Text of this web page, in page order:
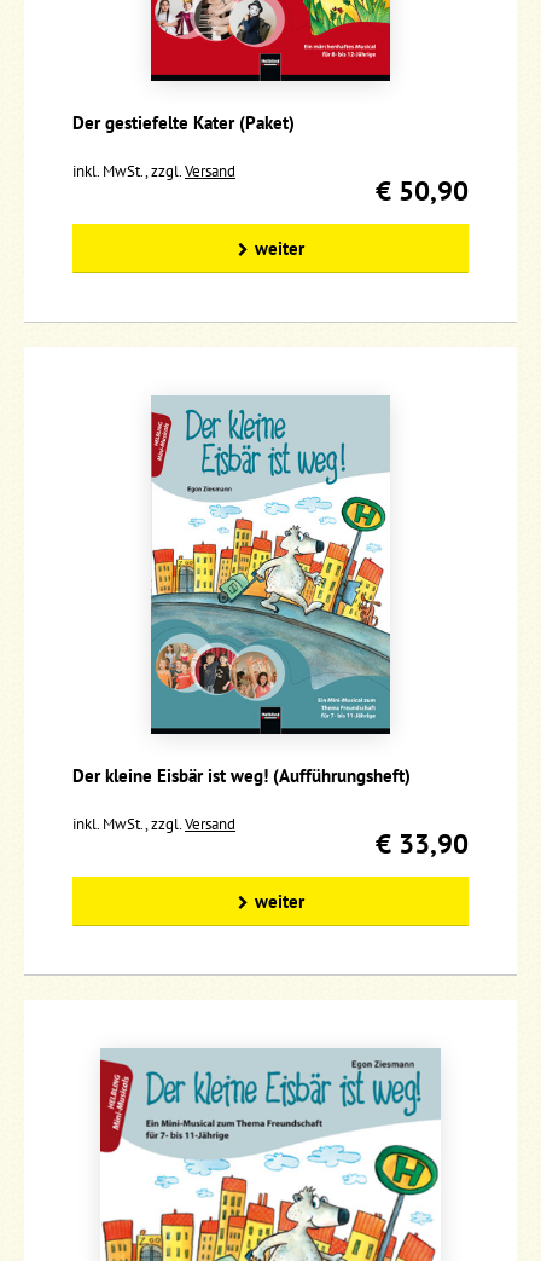
Der gestiefelte Kater (Paket)
inkl. MwSt., zzgl.Versand
€ 50,90
weiter
Der kleine Eisbär ist weg! (Aufführungsheft)
inkl. MwSt., zzgl.Versand
€ 33,90
weiter